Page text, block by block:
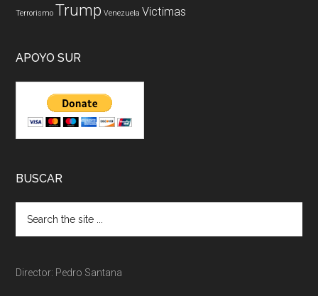
Terrorismo Trump Venezuela Victimas
APOYO SUR
BUSCAR
Director: Pedro Santana